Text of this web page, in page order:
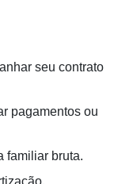
seu contrato
pagamentos ou
familiar bruta.